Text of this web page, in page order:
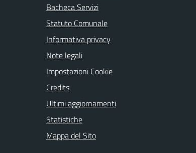
Bacheca Servizi
Statuto Comunale
Informativa privacy
Note legali
Impostazioni Cookie
Credits
Ultimi aggiornamenti
Statistiche
Mappa del Sito